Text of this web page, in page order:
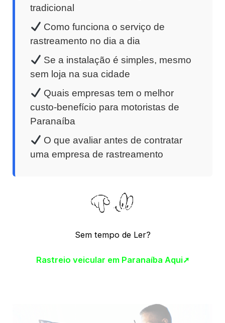
tradicional
Como funciona o serviço de
rastreamento no dia a dia
Se a instalação é simples, mesmo
sem loja na sua cidade
Quais empresas tem o melhor
custo-benefício para motoristas de
Paranaíba
O que avaliar antes de contratar
uma empresa de rastreamento
Sem tempo de Ler?
Rastreio veicular em Paranaíba Aqui➚